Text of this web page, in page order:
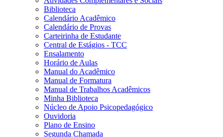
Biblioteca
Calendário Acadêmico
Calendário de Provas
Carteirinha de Estudante
Central de Estágios - TCC
Ensalamento
Horário de Aulas
Manual do Acadêmico
Manual de Formatura
Manual de Trabalhos Acadêmicos
Minha Biblioteca
Núcleo de Apoio Psicopedagógico
Ouvidoria
Plano de Ensino
Segunda Chamada